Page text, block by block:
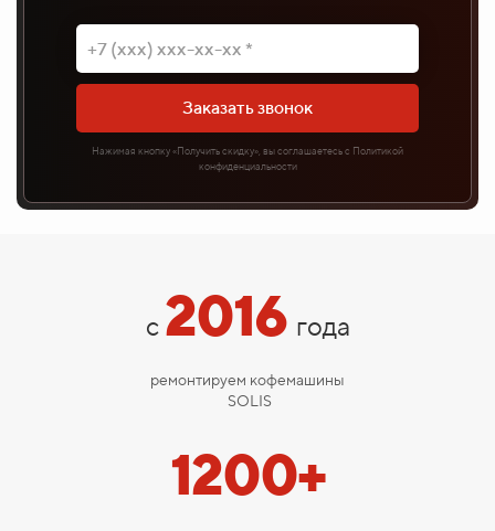
Заказать звонок
Нажимая кнопку «Получить скидку», вы соглашаетесь с Политикой
конфиденциальности
с 2016 года
ремонтируем кофемашины
SOLIS
1200+